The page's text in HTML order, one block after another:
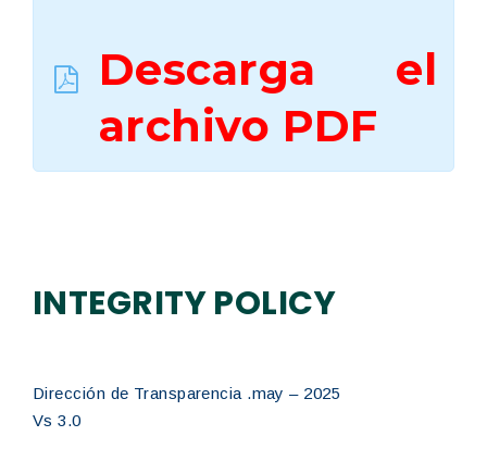
Descarga el
archivo PDF
INTEGRITY POLICY
Dirección de Transparencia .may – 2025
Vs 3.0